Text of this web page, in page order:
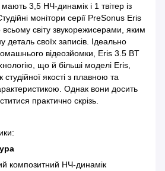
3,5 НЧ-динамік і 1 твітер із
монітори серії PreSonus Eris
світу звукорежисерами, яким
деталь своїх записів. Ідеально
відеозйомки, Eris 3.5 BT
що й більші моделі Eris,
якості з плавною та
Однак вони досить
практично скрізь.
композитний НЧ-динамік